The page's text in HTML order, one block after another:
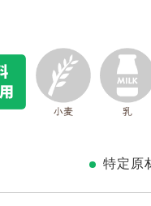
特定原